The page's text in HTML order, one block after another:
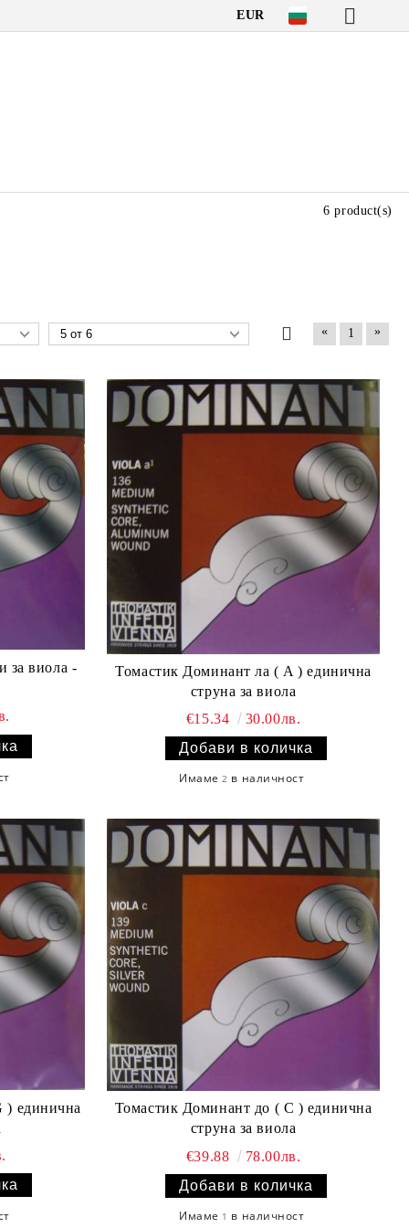
EUR
6 product(s)
« 1 »
за виола -
Томастик Доминант ла ( A ) единична
струна за виола
€15.34
30.00лв.
Имаме2 в наличност
) единична
Томастик Доминант до ( C ) единична
струна за виола
€39.88
78.00лв.
Имаме 1 в наличност